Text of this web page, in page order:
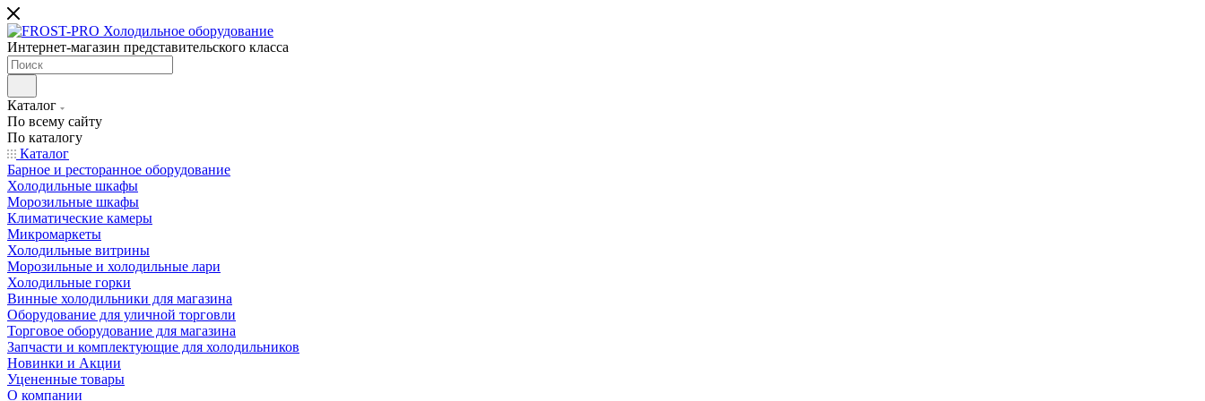
Интернет-магазин представительского класса
Каталог
По всему сайту
По каталогу
Каталог
Барное и ресторанное оборудование
Холодильные шкафы
Морозильные шкафы
Климатические камеры
Микромаркеты
Холодильные витрины
Морозильные и холодильные лари
Холодильные горки
Винные холодильники для магазина
Оборудование для уличной торговли
Торговое оборудование для магазина
Запчасти и комплектующие для холодильников
Новинки и Акции
Уцененные товары
О компании